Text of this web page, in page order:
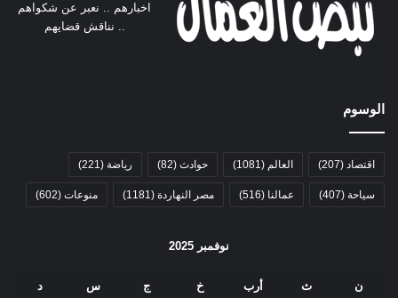
اخبارهم .. نعبر عن شكواهم
.. نناقش قضايهم
الوسوم
اقتصاد (207) العالم (1081) حوادث (82) رياضة (221)
سياحة (407) عمالنا (516) مصر النهاردة (1181) منوعات (602)
نوفمبر 2025
ن ث أرب خ ج س د